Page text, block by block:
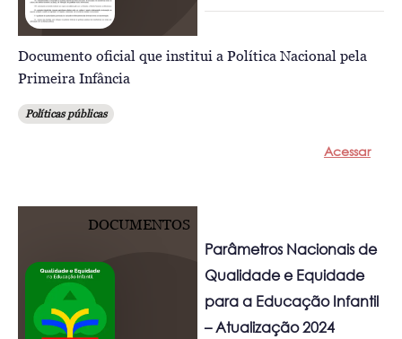
Documento oficial que institui a Política Nacional pela
Primeira Infância
Políticas públicas
Acessar
DOCUMENTOS
Parâmetros Nacionais de
Qualidade e Equidade
para a Educação Infantil
– Atualização 2024